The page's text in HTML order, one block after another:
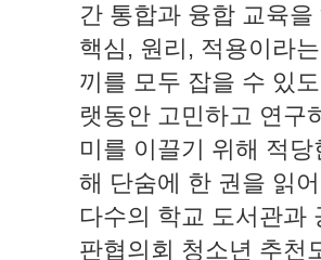
간 통합과 융합 교육
핵심, 원리, 적용이라
끼를 모두 잡을 수 있
랫동안 고민하고 연구
미를 이끌기 위해 적
해 단숨에 한 권을 읽
다수의 학교 도서관과
판협의회 청소년 추천